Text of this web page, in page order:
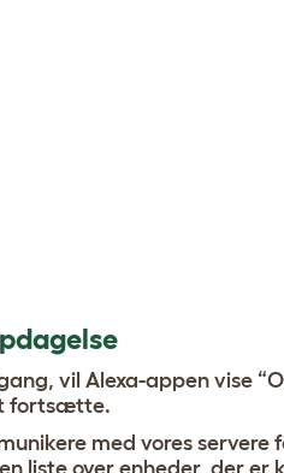
vil Alexa-appen vise
fortsætte.
med vores servere
liste over enheder, der er